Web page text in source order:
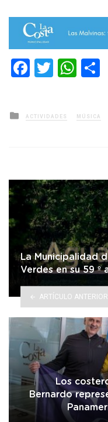
Facebook
Twitter
Posted
in
ACTIVIDADES MÚSICA
La Municipalidad
Verdes en su 59 º
ARTÍCULO ANTERIOR
Los
Bernardo